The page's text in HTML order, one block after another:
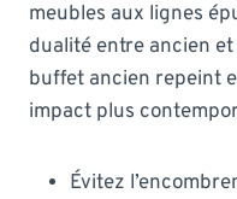
meubles aux lignes
dualité entre ancien
buffet ancien repeint
impact plus
Évitez